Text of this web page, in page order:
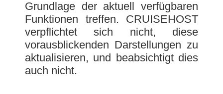
Grundlage der aktuell verfügbaren
Funktionen treffen. CRUISEHOST
verpflichtet sich nicht, diese
vorausblickenden Darstellungen zu
aktualisieren, und beabsichtigt dies
auch nicht.